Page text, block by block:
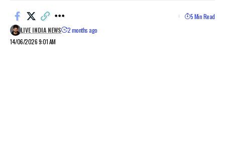
14/06/2026 9:01 AM
LIVE INDIA NEWS 2 months ago
5 Min Read